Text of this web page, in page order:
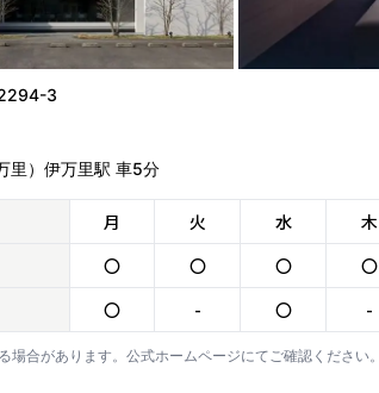
3
里）伊万里駅 車5分
月 火 水 木
〇 〇 〇 〇
〇 - 〇 -
場合があります。公式ホームページにてご確認ください。